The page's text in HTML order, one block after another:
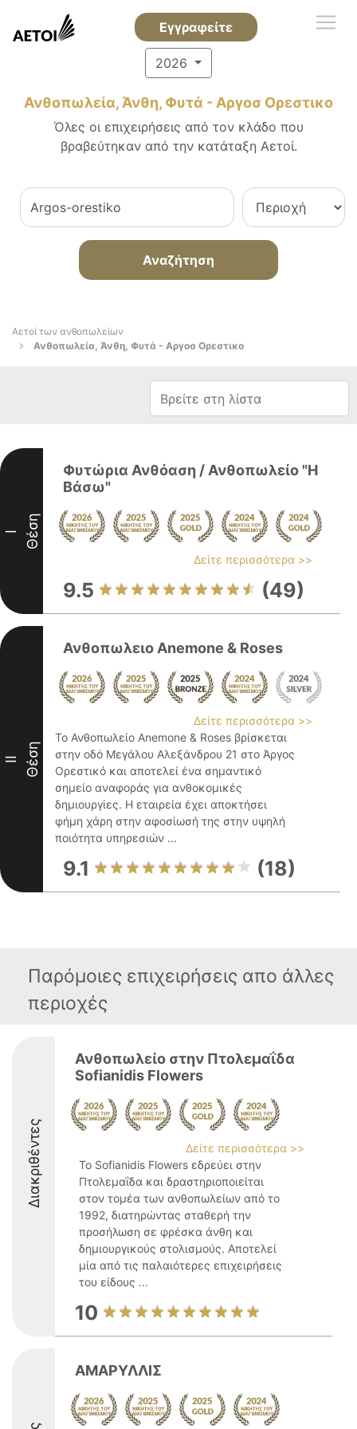
Εγγραφείτε
2026
Ανθοπωλεία, Άνθη, Φυτά - Αργοσ Ορεστικο
Όλες οι επιχειρήσεις από τον κλάδο που
βραβεύτηκαν από την κατάταξη Αετοί.
Αναζήτηση
Αετοί των ανθοπωλείων
Ανθοπωλεία, Άνθη, Φυτά - Αργοσ Ορεστικο
I Θέση
Φυτώρια Ανθόαση / Ανθοπωλείο "Η
Βάσω"
Δείτε περισσότερα >>
9.5 (49)
II Θέση
Ανθοπωλειο Anemone & Roses
Δείτε περισσότερα >>
Το Ανθοπωλείο Anemone & Roses βρίσκεται
στην οδό Μεγάλου Αλεξάνδρου 21 στο Άργος
Ορεστικό και αποτελεί ένα σημαντικό
σημείο αναφοράς για ανθοκομικές
δημιουργίες. Η εταιρεία έχει αποκτήσει
φήμη χάρη στην αφοσίωσή της στην υψηλή
ποιότητα υπηρεσιών ...
9.1 (18)
Παρόμοιες επιχειρήσεις απο άλλες
περιοχές
Διακριθέντες
Ανθοπωλείο στην Πτολεμαΐδα
Sofianidis Flowers
Δείτε περισσότερα >>
Το Sofianidis Flowers εδρεύει στην
Πτολεμαΐδα και δραστηριοποιείται
στον τομέα των ανθοπωλείων από το
1992, διατηρώντας σταθερή την
προσήλωση σε φρέσκα άνθη και
δημιουργικούς στολισμούς. Αποτελεί
μία από τις παλαιότερες επιχειρήσεις
του είδους ...
10
AMAΡΥΛΛΙΣ